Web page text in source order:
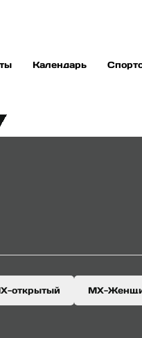
Календарь
открытый MX-